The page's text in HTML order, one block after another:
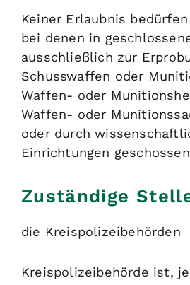
Keiner Erlaubnis
bei denen in
ausschließlich zur
Schusswaffen oder
Waffen- oder
Waffen- oder
oder durch
Einrichtungen
Zuständige
die Kreispolizeibehörden
Kreispolizeibehörde ist,